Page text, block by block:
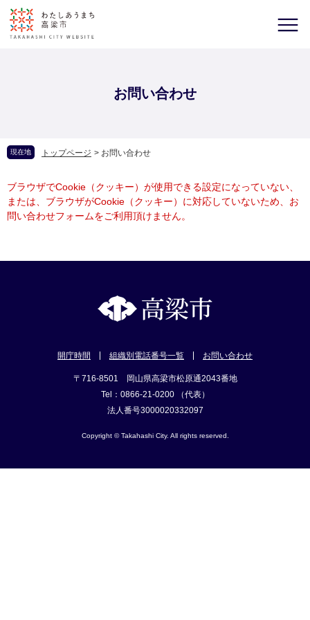
お問い合わせ
現在地 トップページ > お問い合わせ
ブラウザでCookie（クッキー）が使用できる設定になっていない、
または、ブラウザがCookie（クッキー）に対応していないため、お
問い合わせフォームをご利用頂けません。
開庁時間 組織別電話番号一覧 お問い合わせ
〒716-8501 岡山県高梁市松原通2043番地
Tel：0866-21-0200 （代表）
法人番号3000020332097
Copyright © Takahashi City. All rights reserved.